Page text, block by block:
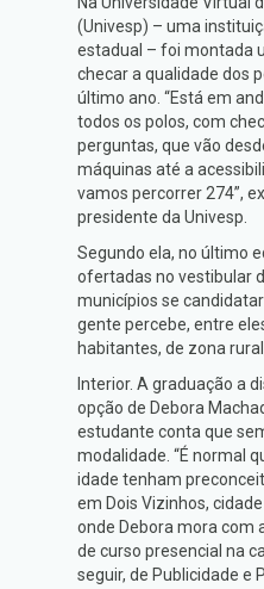
(Univesp) – uma
estadual – foi montada
checar a qualidade dos
último ano. “Está em
todos os polos, com
perguntas, que vão
máquinas até a
vamos percorrer 274”,
presidente da Univesp.
Segundo ela, no último
ofertadas no vestibular
municípios se
gente percebe, entre
habitantes, de zona
Interior. A graduação a
opção de Debora
estudante conta que
modalidade. “É normal
idade tenham
em Dois Vizinhos,
onde Debora mora com
de curso presencial na
seguir, de Publicidade e